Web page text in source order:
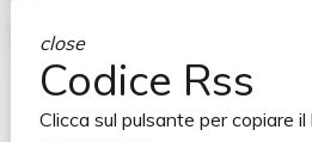
close
Codice Rss
Clicca sul pulsante per copiare il